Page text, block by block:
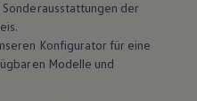
der
Konfigurator für eine
Modelle und